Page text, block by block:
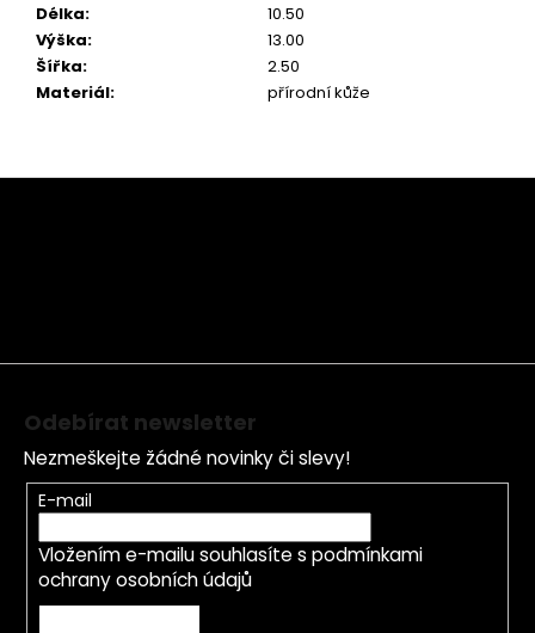
Délka:
10.50
Výška:
13.00
Šířka:
2.50
Materiál: přírodní kůže
Z
Odebírat newsletter
Nezmeškejte žádné novinky či slevy!
E-mail
Vložením e-mailu souhlasíte s podmínkami
ochrany osobních údajů